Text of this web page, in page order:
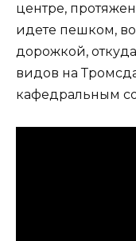
центре,
идете пешком,
дорожкой,
видов на
кафедральным